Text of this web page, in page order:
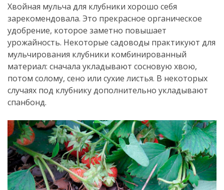
Хвойная мульча для клубники хорошо себя
зарекомендовала. Это прекрасное органическое
удобрение, которое заметно повышает
урожайность. Некоторые садоводы практикуют для
мульчирования клубники комбинированный
материал: сначала укладывают сосновую хвою,
потом солому, сено или сухие листья. В некоторых
случаях под клубнику дополнительно укладывают
спанбонд.